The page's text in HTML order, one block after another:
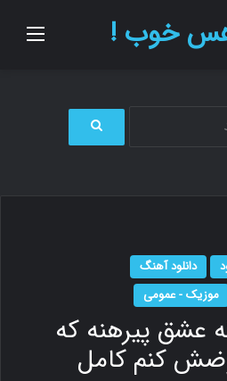
خوب !
ج
دانلود آهنگ
موزیک - عمومی
عشق پیرهنه که
کنم کامل